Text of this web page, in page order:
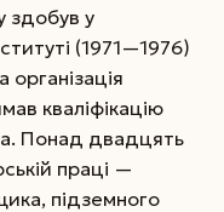
здобув у
(1971—1976)
організація
кваліфікацію
Понад двадцять
праці —
підземного